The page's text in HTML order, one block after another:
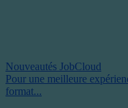
Nouveautés JobCloud
Pour une meilleure
format...